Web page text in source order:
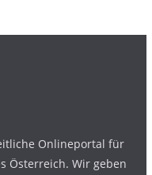
Onlineportal für
Österreich. Wir geben